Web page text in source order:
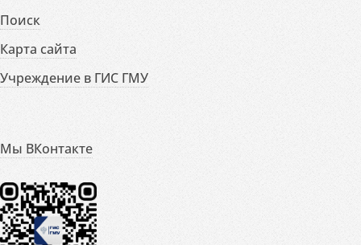
Поиск
Карта сайта
Учреждение в ГИС ГМУ
Мы ВКонтакте